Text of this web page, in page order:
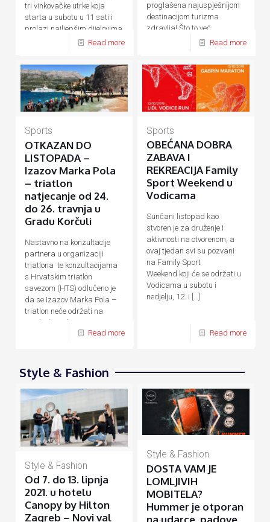
tri vinkovačke utrke koja
starta u subotu u 11 sati i
prolazi najljepšim dijelovima
Read more
proglašena najuspješnijom
destinacijom turizma
zdravlja! Što to već
[…] Read more
Sports
OTKAZAN DO
LISTOPADA –
Izazov Marka Pola
– triatlon
natjecanje od 24.
do 26. travnja u
Gradu Korčuli
Nastavno na konzultacije
partnera u organizaciji
triatlona te konzultacijama
s Hrvatskim triatlon
savezom (HTS) odlučeno je
da se Izazov Marka Pola –
triatlon neće održati na
predviđene datume, 24. – 26.
Read more
Sports
OBEĆANA DOBRA
ZABAVA I
REKREACIJA Family
Sport Weekend u
Vodicama
Sunčani listopad kao
stvoren je za druženje i
aktivnosti na otvorenom, a
ovaj tjedan svi su pozvani
na Family Sport
Weekend koji će se održati u
Vodicama u subotu i
nedjelju, 12. i
Read more
Style & Fashion
Style & Fashion
Od 7. do 13. lipnja
2021. u hotelu
Canopy by Hilton
Zagreb – Novi val
Style & Fashion
DOSTA VAM JE
LOMLJIVIH
MOBITELA?
Hummer je otporan
na udarce, padove,